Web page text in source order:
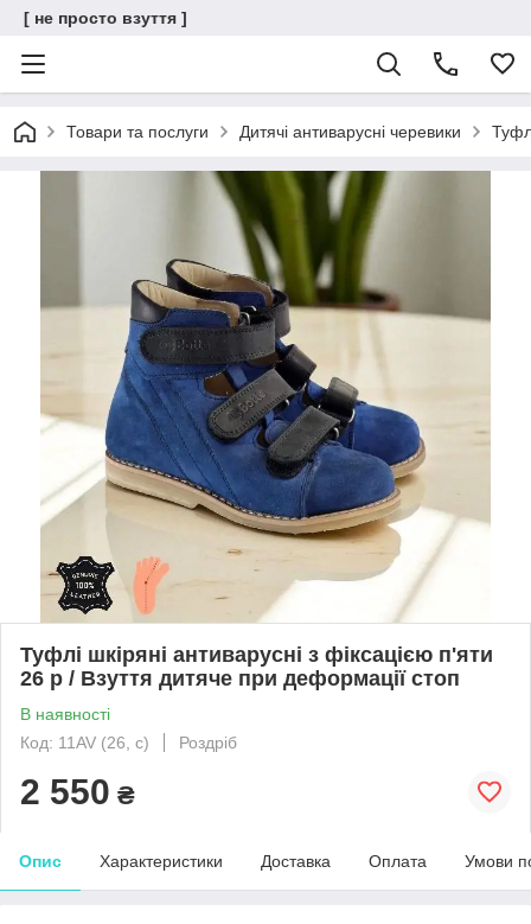
[ не просто взуття ]
Товари та послуги Дитячі антиварусні черевики
Туфлі шкіряні антиварусні з фіксацією п'яти
26 р / Взуття дитяче при деформації стоп
В наявності
Код: 11AV (26, с)
Роздріб
2 550 ₴
Опис Характеристики Доставка Оплата Умови